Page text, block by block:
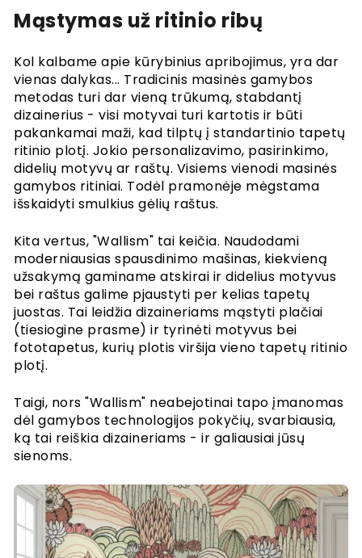
Mąstymas už ritinio ribų
Kol kalbame apie kūrybinius apribojimus, yra dar
vienas dalykas... Tradicinis masinės gamybos
metodas turi dar vieną trūkumą, stabdantį
dizainerius - visi motyvai turi kartotis ir būti
pakankamai maži, kad tilptų į standartinio tapetų
ritinio plotį. Jokio personalizavimo, pasirinkimo,
didelių motyvų ar raštų. Visiems vienodi masinės
gamybos ritiniai. Todėl pramonėje mėgstama
išskaidyti smulkius gėlių raštus.
Kita vertus, "Wallism" tai keičia. Naudodami
moderniausias spausdinimo mašinas, kiekvieną
užsakymą gaminame atskirai ir didelius motyvus
bei raštus galime pjaustyti per kelias tapetų
juostas. Tai leidžia dizaineriams mąstyti plačiai
(tiesiogine prasme) ir tyrinėti motyvus bei
fototapetus, kurių plotis viršija vieno tapetų ritinio
plotį.
Taigi, nors "Wallism" neabejotinai tapo įmanomas
dėl gamybos technologijos pokyčių, svarbiausia,
ką tai reiškia dizaineriams - ir galiausiai jūsų
sienoms.